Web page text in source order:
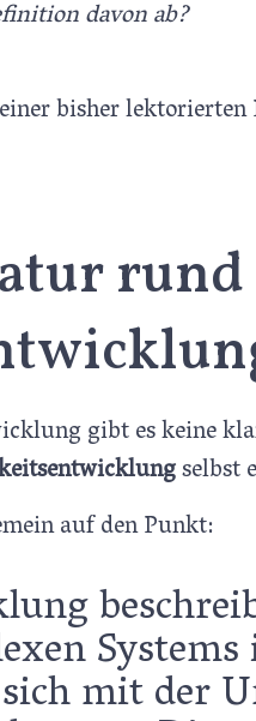
davon ab?
bisher
rund
gibt es keine
selbst
auf den Punkt:
mit der